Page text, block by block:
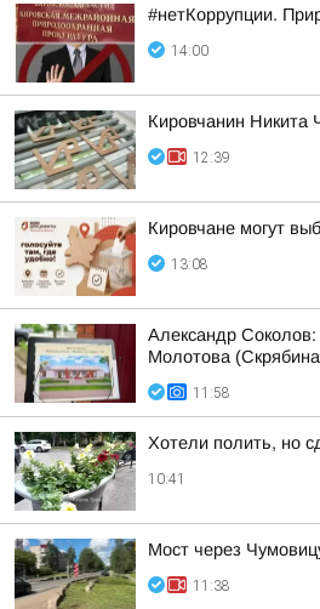
#нетКоррупции.
14:00
Кировчанин Никита
12:39
Кировчане могут
13:08
Александр
Молотова
11:58
Хотели полить, но
10:41
Мост через
11:38